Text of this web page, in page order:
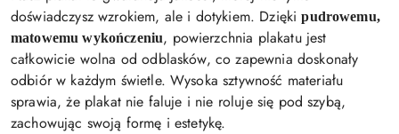
doświadczysz wzrokiem, ale i dotykiem. Dziękipudrowemu,
matowemu wykończeniu, powierzchnia plakatu jest
całkowicie wolna od odblasków, co zapewnia doskonały
odbiór w każdym świetle. Wysoka sztywność materiału
sprawia, że plakat nie faluje i nie roluje się pod szybą,
zachowując swoją formę i estetykę.